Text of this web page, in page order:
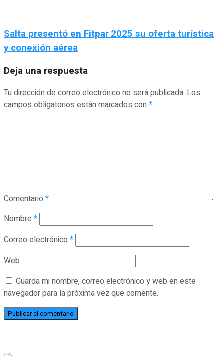
Salta presentó en Fitpar 2025 su oferta turística
y conexión aérea
Deja una respuesta
Tu dirección de correo electrónico no será publicada. Los
campos obligatorios están marcados con*
Comentario *
Nombre *
Correo electrónico *
Web
Guarda mi nombre, correo electrónico y web en este
navegador para la próxima vez que comente.